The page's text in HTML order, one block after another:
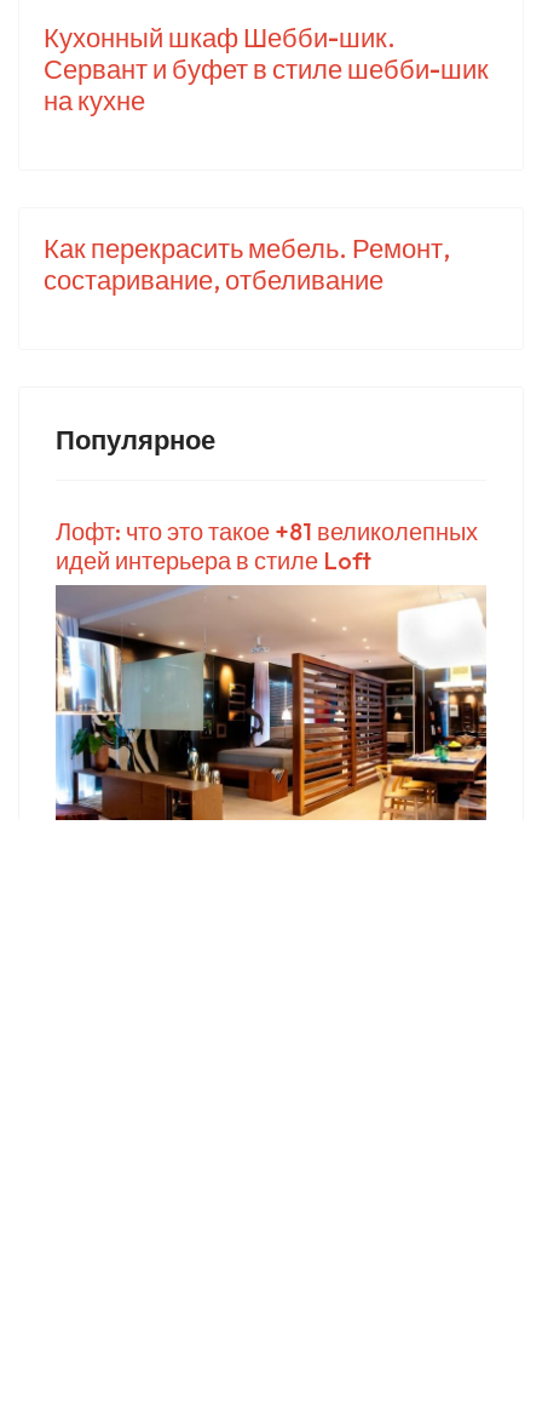
Кухонный шкаф Шебби-шик.
Сервант и буфет в стиле шебби-шик
на кухне
Как перекрасить мебель. Ремонт,
состаривание, отбеливание
Популярное
Лофт: что это такое +81 великолепных
идей интерьера в стиле Loft